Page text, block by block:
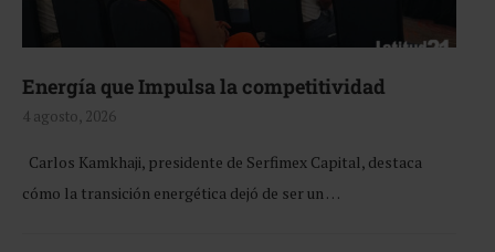
Energía que Impulsa la competitividad
4 agosto, 2026
Carlos Kamkhaji, presidente de Serfimex Capital, destaca
cómo la transición energética dejó de ser un …